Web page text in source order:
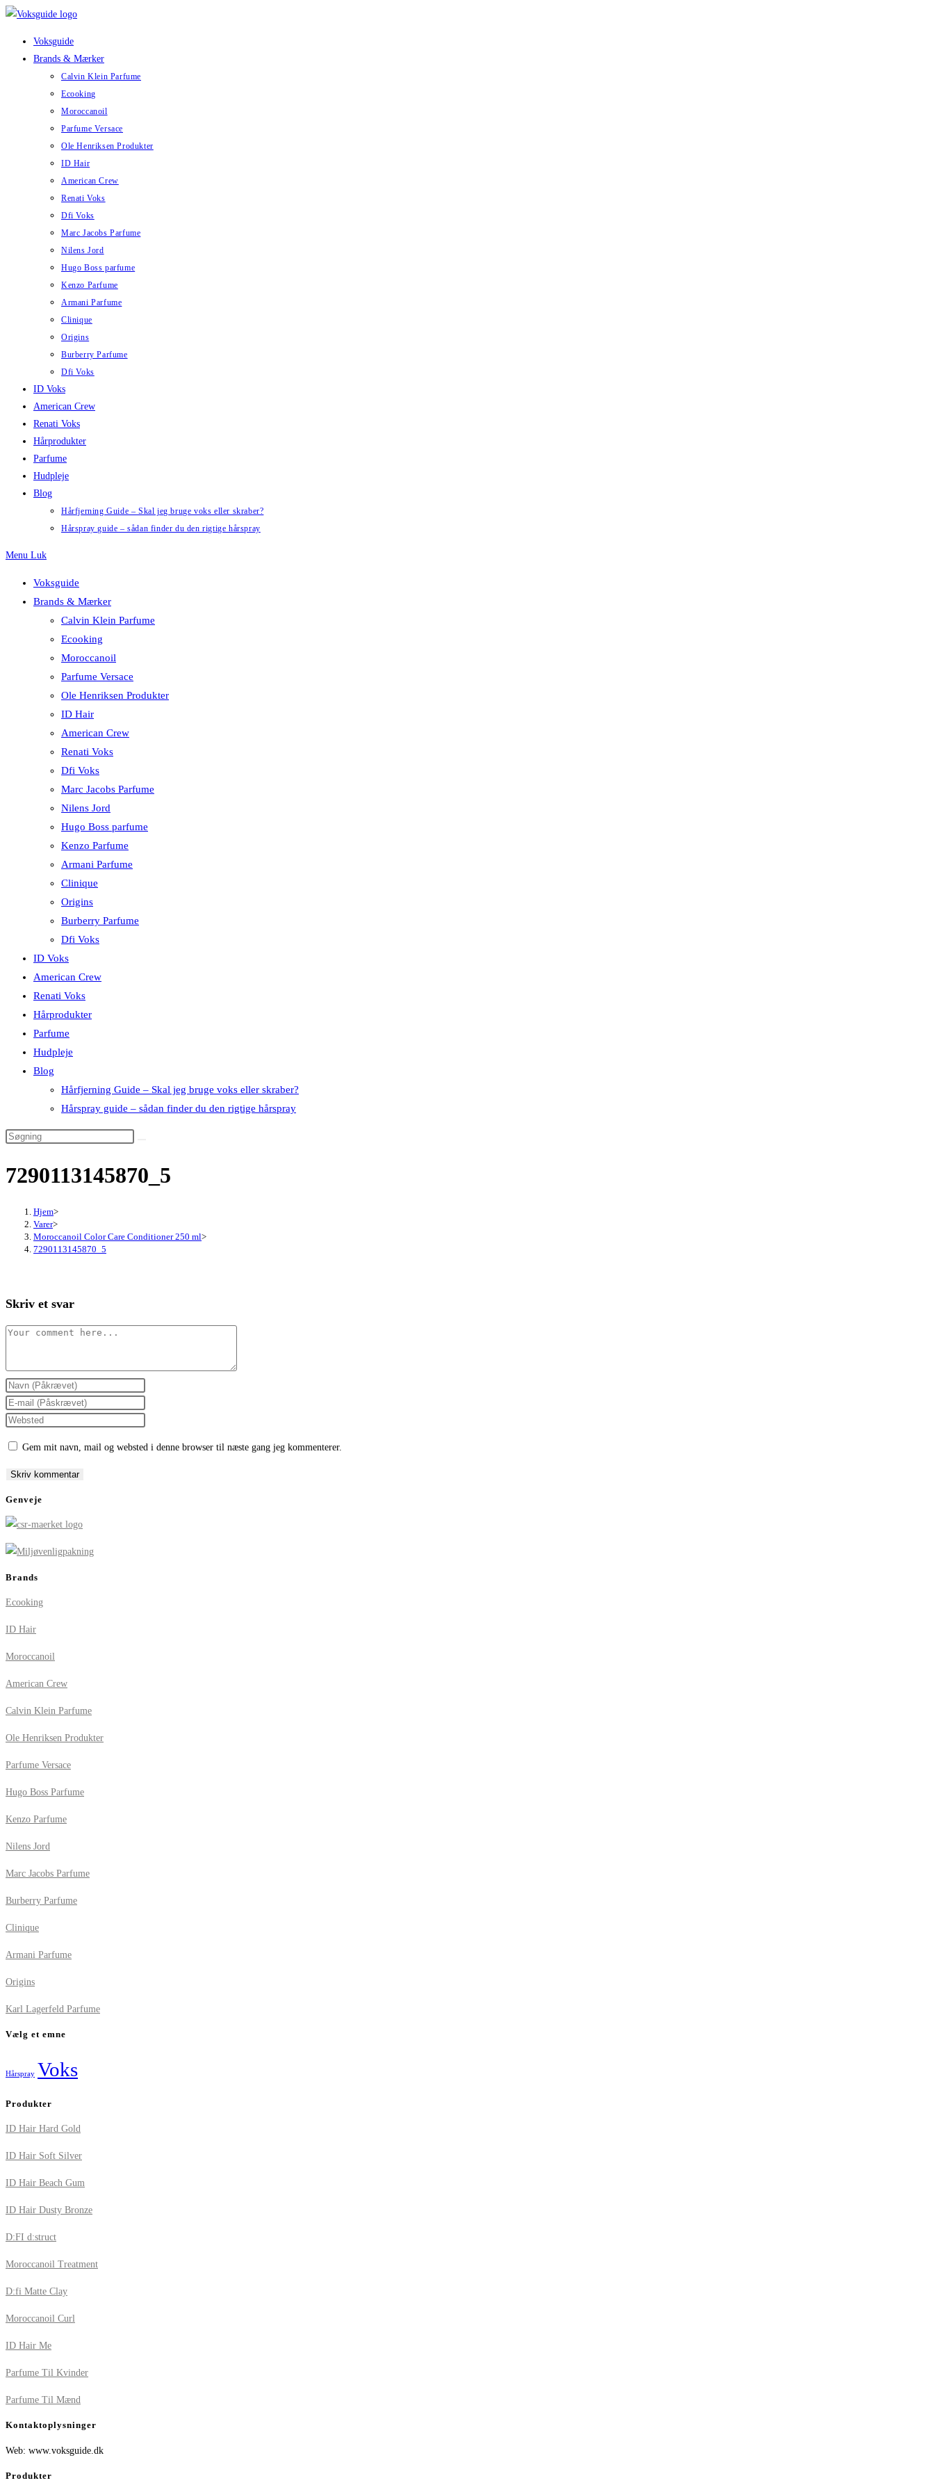
Skip
Voksguide
Brands & Mærker
Calvin Klein Parfume
Ecooking
Moroccanoil
Parfume Versace
Ole Henriksen Produkter
ID Hair
American Crew
Renati Voks
Dfi Voks
Marc Jacobs Parfume
Nilens Jord
Hugo Boss parfume
Kenzo Parfume
Armani Parfume
Clinique
Origins
Burberry Parfume
Dfi Voks
ID Voks
American Crew
Renati Voks
Hårprodukter
Parfume
Hudpleje
Blog
Hårfjerning Guide – Skal jeg bruge voks eller skraber?
Hårspray guide – sådan finder du den rigtige hårspray
Menu Luk
Voksguide
Brands & Mærker
Calvin Klein Parfume
Ecooking
Moroccanoil
Parfume Versace
Ole Henriksen Produkter
ID Hair
American Crew
Renati Voks
Dfi Voks
Marc Jacobs Parfume
Nilens Jord
Hugo Boss parfume
Kenzo Parfume
Armani Parfume
Clinique
Origins
Burberry Parfume
Dfi Voks
ID Voks
American Crew
Renati Voks
Hårprodukter
Parfume
Hudpleje
Blog
Hårfjerning Guide – Skal jeg bruge voks eller skraber?
Hårspray guide – sådan finder du den rigtige hårspray
7290113145870_5
Hjem>
Varer>
Moroccanoil Color Care Conditioner 250 ml>
7290113145870_5
Skriv et svar
Comment
Enter
your
name
to
Enter
your
to
Enter
URL
Gem mit navn, mail og websted i denne browser til næste gang jeg kommenterer.
Genveje
Brands
Ecooking
ID Hair
Moroccanoil
American Crew
Calvin Klein Parfume
Ole Henriksen Produkter
Parfume Versace
Hugo Boss Parfume
Kenzo Parfume
Nilens Jord
Marc Jacobs Parfume
Burberry Parfume
Clinique
Armani Parfume
Origins
Karl Lagerfeld Parfume
Vælg et emne
Hårspray Voks
Produkter
ID Hair Hard Gold
ID Hair Soft Silver
ID Hair Beach Gum
ID Hair Dusty Bronze
D:FI d:struct
Moroccanoil Treatment
D:fi Matte Clay
Moroccanoil Curl
ID Hair Me
Parfume Til Kvinder
Parfume Til Mænd
Kontaktoplysninger
Web: www.voksguide.dk
Produkter